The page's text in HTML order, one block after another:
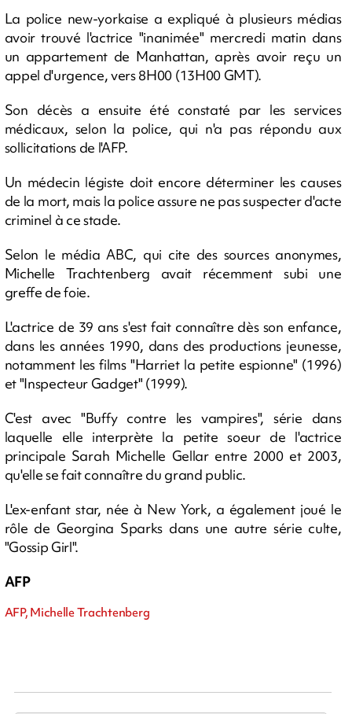
La police new-yorkaise a expliqué à plusieurs médias
avoir trouvé l'actrice "inanimée" mercredi matin dans
un appartement de Manhattan, après avoir reçu un
appel d'urgence, vers 8H00 (13H00 GMT).
Son décès a ensuite été constaté par les services
médicaux, selon la police, qui n'a pas répondu aux
sollicitations de l'AFP.
Un médecin légiste doit encore déterminer les causes
de la mort, mais la police assure ne pas suspecter d'acte
criminel à ce stade.
Selon le média ABC, qui cite des sources anonymes,
Michelle Trachtenberg avait récemment subi une
greffe de foie.
L'actrice de 39 ans s'est fait connaître dès son enfance,
dans les années 1990, dans des productions jeunesse,
notamment les films "Harriet la petite espionne" (1996)
et "Inspecteur Gadget" (1999).
C'est avec "Buffy contre les vampires", série dans
laquelle elle interprète la petite soeur de l'actrice
principale Sarah Michelle Gellar entre 2000 et 2003,
qu'elle se fait connaître du grand public.
L'ex-enfant star, née à New York, a également joué le
rôle de Georgina Sparks dans une autre série culte,
"Gossip Girl".
AFP
AFP, Michelle Trachtenberg